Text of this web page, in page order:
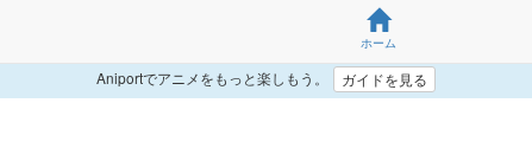
ホーム
Aniportでアニメをもっと楽しもう。 ガイドを見る